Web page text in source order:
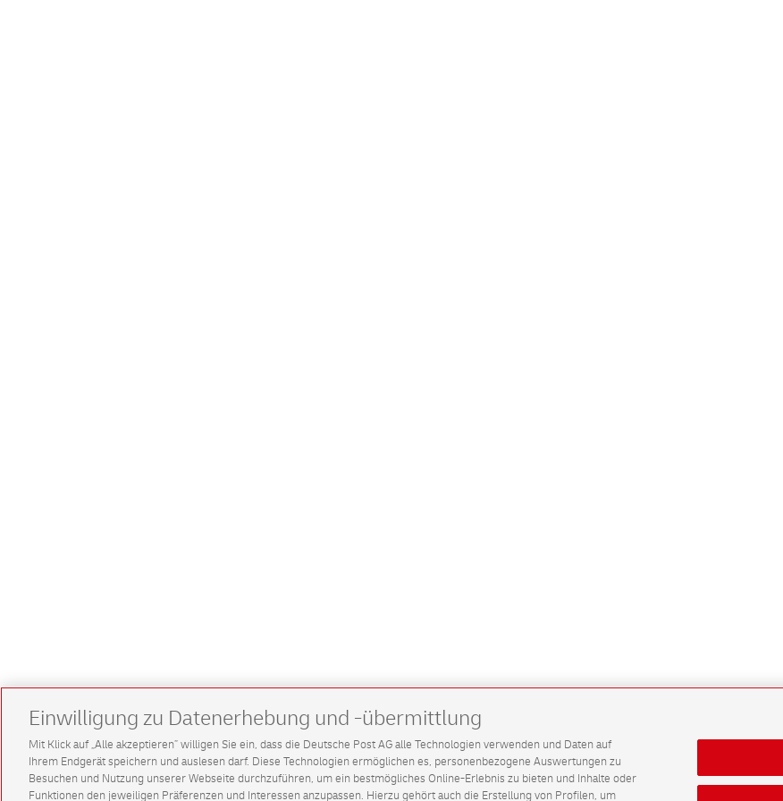
Einwilligung zu Datenerhebung und -übermittlung
Mit Klick auf „Alle akzeptieren” willigen Sie ein, dass die Deutsche Post AG alle Technologien verwenden und Daten auf
Ihrem Endgerät speichern und auslesen darf. Diese Technologien ermöglichen es, personenbezogene Auswertungen zu
Besuchen und Nutzung unserer Webseite durchzuführen, um ein bestmögliches Online-Erlebnis zu bieten und Inhalte oder
Funktionen den jeweiligen Präferenzen und Interessen anzupassen. Hierzu gehört auch die Erstellung von Profilen, um